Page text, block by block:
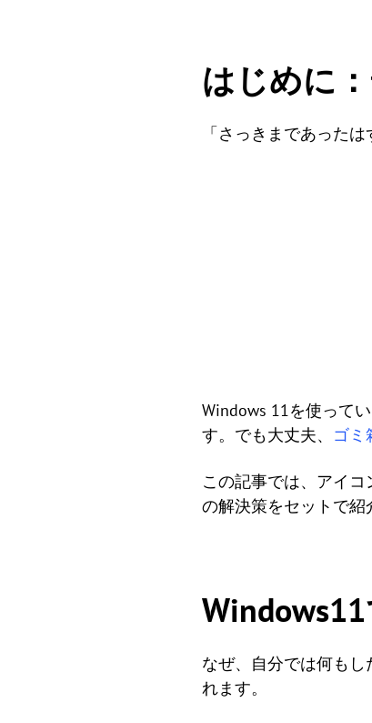
はじめに
「さっきまであった
Windows 11を使って
す。でも大丈夫、 ゴミ
この記事では、アイ
の解決策をセットで紹
なぜ、自分では何も
れます。